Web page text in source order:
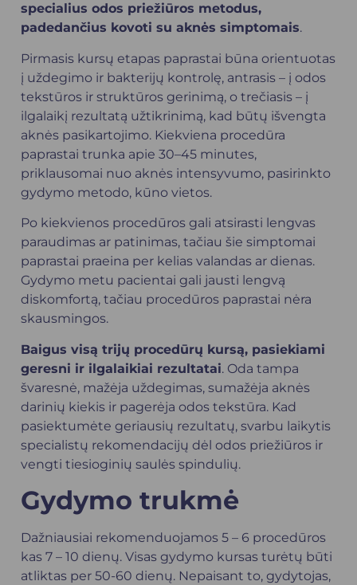
specialius odos priežiūros metodus,
padedančius kovoti su aknės simptomais.
Pirmasis kursų etapas paprastai būna orientuotas
į uždegimo ir bakterijų kontrolę, antrasis – į odos
tekstūros ir struktūros gerinimą, o trečiasis – į
ilgalaikį rezultatą užtikrinimą, kad būtų išvengta
aknės pasikartojimo. Kiekviena procedūra
paprastai trunka apie 30–45 minutes,
priklausomai nuo aknės intensyvumo, pasirinkto
gydymo metodo, kūno vietos.
Po kiekvienos procedūros gali atsirasti lengvas
paraudimas ar patinimas, tačiau šie simptomai
paprastai praeina per kelias valandas ar dienas.
Gydymo metu pacientai gali jausti lengvą
diskomfortą, tačiau procedūros paprastai nėra
skausmingos.
Baigus visą trijų procedūrų kursą, pasiekiami
geresni ir ilgalaikiai rezultatai. Oda tampa
švaresnė, mažėja uždegimas, sumažėja aknės
darinių kiekis ir pagerėja odos tekstūra. Kad
pasiektumėte geriausių rezultatų, svarbu laikytis
specialistų rekomendacijų dėl odos priežiūros ir
vengti tiesioginių saulės spindulių.
Gydymo trukmė
Dažniausiai rekomenduojamos 5 – 6 procedūros
kas 7 – 10 dienų. Visas gydymo kursas turėtų būti
atliktas per 50-60 dienų. Nepaisant to, gydytojas,